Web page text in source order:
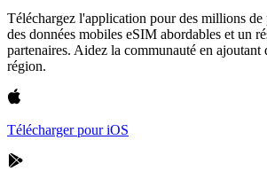
Téléchargez l'application pour des millions de
des données mobiles eSIM abordables et un
partenaires. Aidez la communauté en ajoutant
région.
Télécharger pour iOS